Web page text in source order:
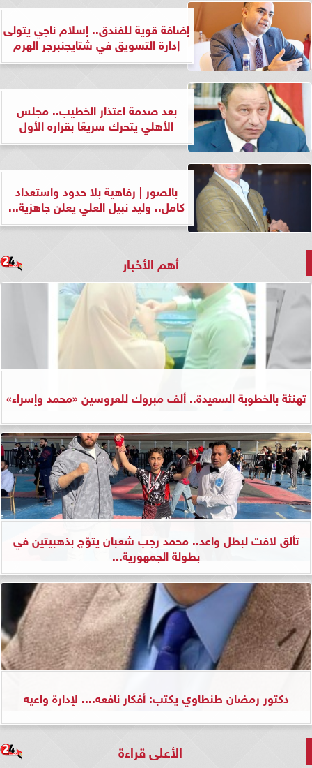
إضافة قوية للفندق.. إسلام ناجي يتولى
إدارة التسويق في شتايجنبرجر الهرم
بعد صدمة اعتذار الخطيب.. مجلس
الأهلي يتحرك سريعًا بقراره الأول
بالصور | رفاهية بلا حدود واستعداد
كامل.. وليد نبيل العلي يعلن جاهزية...
أهم الأخبار
تهنئة بالخطوبة السعيدة.. ألف مبروك للعروسين «محمد وإسراء»
تألق لافت لبطل واعد.. محمد رجب شعبان يتوّج بذهبيتين في
بطولة الجمهورية...
دكتور رمضان طنطاوي يكتب: أفكار نافعه.... لإدارة واعيه
الأعلى قراءة